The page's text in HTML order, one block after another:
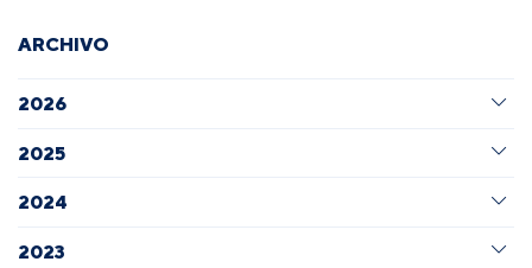
ARCHIVO
2026
2025
2024
2023